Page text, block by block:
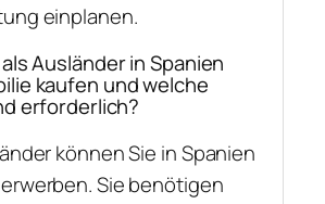
einplanen.
Ausländer in Spanien
kaufen und welche
erforderlich?
können Sie in Spanien
Sie benötigen